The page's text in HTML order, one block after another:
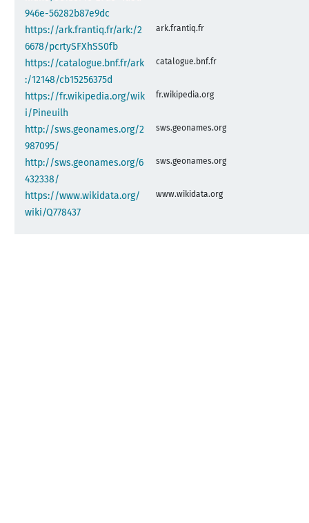
946e-56282b87e9dc
https://ark.frantiq.fr/ark:/2
6678/pcrtySFXhSS0fb
ark.frantiq.fr
https://catalogue.bnf.fr/ark
:/12148/cb15256375d
catalogue.bnf.fr
https://fr.wikipedia.org/wik
i/Pineuilh
fr.wikipedia.org
http://sws.geonames.org/2
987095/
sws.geonames.org
http://sws.geonames.org/6
432338/
sws.geonames.org
https://www.wikidata.org/
wiki/Q778437
www.wikidata.org